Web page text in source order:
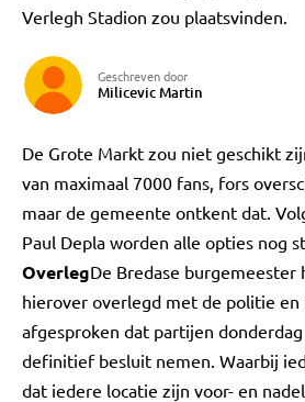
Verlegh Stadion zou plaatsvinden.
Geschreven door
Milicevic Martin
De Grote Markt zou niet geschikt
van maximaal 7000 fans, fors
maar de gemeente ontkent dat.
Paul Depla worden alle opties nog
OverlegDe Bredase burgemeester
hierover overlegd met de politie en
afgesproken dat partijen
definitief besluit nemen. Waarbij
dat iedere locatie zijn voor- en